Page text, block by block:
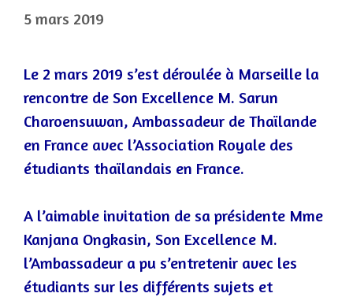
5 mars 2019
Le 2 mars 2019 s’est déroulée à Marseille la
rencontre de Son Excellence M. Sarun
Charoensuwan, Ambassadeur de Thaïlande
en France avec l’Association Royale des
étudiants thaïlandais en France.
A l’aimable invitation de sa présidente Mme
Kanjana Ongkasin, Son Excellence M.
l’Ambassadeur a pu s’entretenir avec les
étudiants sur les différents sujets et